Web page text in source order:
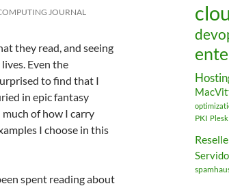
JOURNAL
they read, and seeing
Even the
to find that I
in epic fantasy
of how I carry
I choose in this
spent reading about
PKI Plesk